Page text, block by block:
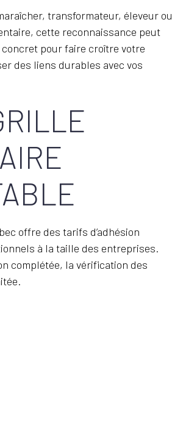
transformateur, éleveur ou
cette reconnaissance peut
pour faire croître votre
des liens durables avec vos
offre des tarifs d’adhésion
à la taille des entreprises.
complétée, la vérification des